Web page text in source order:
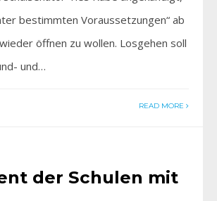
bestimmten Voraussetzungen“ ab
öffnen zu wollen. Losgehen soll
und…
READ MORE
der Schulen mit